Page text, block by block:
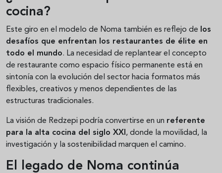
cocina?
Este giro en el modelo de Noma también es reflejo de
los
desafíos que enfrentan los restaurantes de élite en
todo el mundo. La necesidad de replantear el concepto
de restaurante como espacio físico permanente está en
sintonía con la evolución del sector hacia formatos más
flexibles, creativos y menos dependientes de las
estructuras tradicionales.
La visión de Redzepi podría convertirse en un referente
para la alta cocina del siglo XXI , donde la movilidad, la
investigación y la sostenibilidad marquen el camino.
El legado de Noma continúa